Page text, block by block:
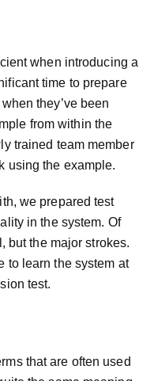
when introducing a
time to prepare
they’ve been
from within the
trained team member
using the example.
we prepared test
in the system. Of
but the major strokes.
to learn the system at
test.
that are often used